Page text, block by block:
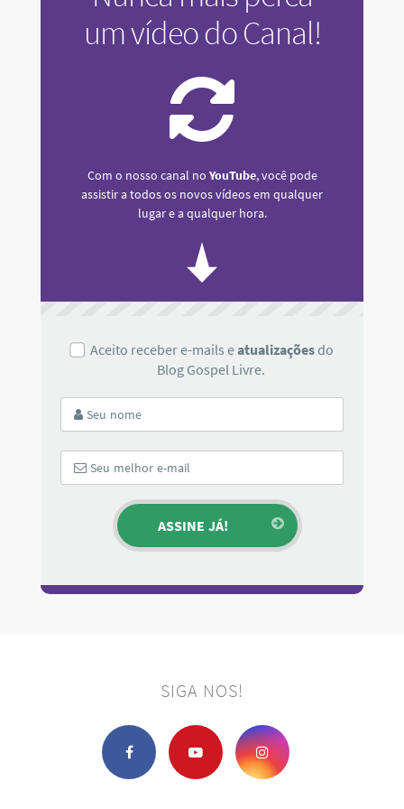
um vídeo do Canal!
Com o nosso canal no YouTube, você pode
assistir a todos os novos vídeos em qualquer
lugar e a qualquer hora.
Aceito receber e-mails eatualizaçõesdo
Blog Gospel Livre.
SIGA NOS!